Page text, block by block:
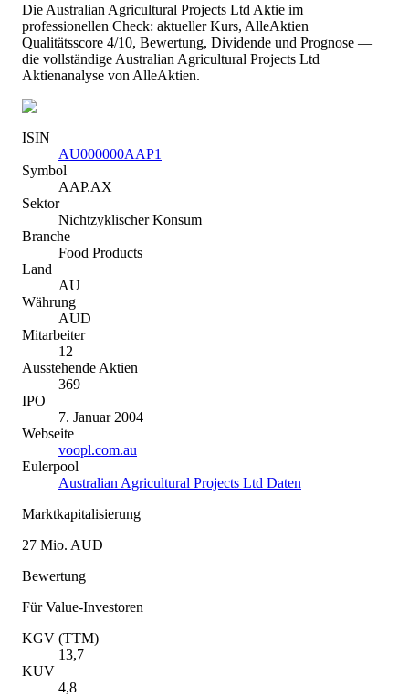
Die Australian Agricultural Projects Ltd Aktie im
professionellen Check: aktueller Kurs, AlleAktien
Qualitätsscore 4/10, Bewertung, Dividende und Prognose —
die vollständige Australian Agricultural Projects Ltd
Aktienanalyse von AlleAktien.
ISIN
AU000000AAP1
Symbol
AAP.AX
Sektor
Nichtzyklischer Konsum
Branche
Food Products
Land
AU
Währung
AUD
Mitarbeiter
12
Ausstehende Aktien
369
IPO
7. Januar 2004
Webseite
voopl.com.au
Eulerpool
Australian Agricultural Projects Ltd Daten
Marktkapitalisierung
27 Mio. AUD
Bewertung
Für Value-Investoren
KGV (TTM)
13,7
KUV
4,8